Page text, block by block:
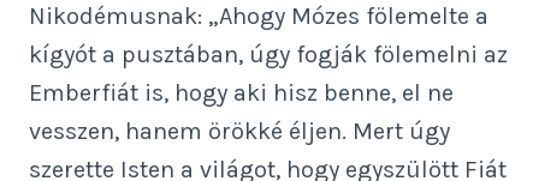
Nikodémusnak: „Ahogy Mózes fölemelte a
kígyót a pusztában, úgy fogják fölemelni az
Emberfiát is, hogy aki hisz benne, el ne
vesszen, hanem örökké éljen. Mert úgy
szerette Isten a világot, hogy egyszülött Fiát